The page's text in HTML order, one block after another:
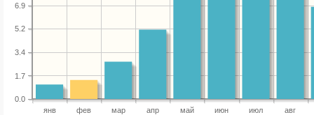
янв фев мар апр май июн июл авг
0.0
1.7
3.4
5.2
6.9